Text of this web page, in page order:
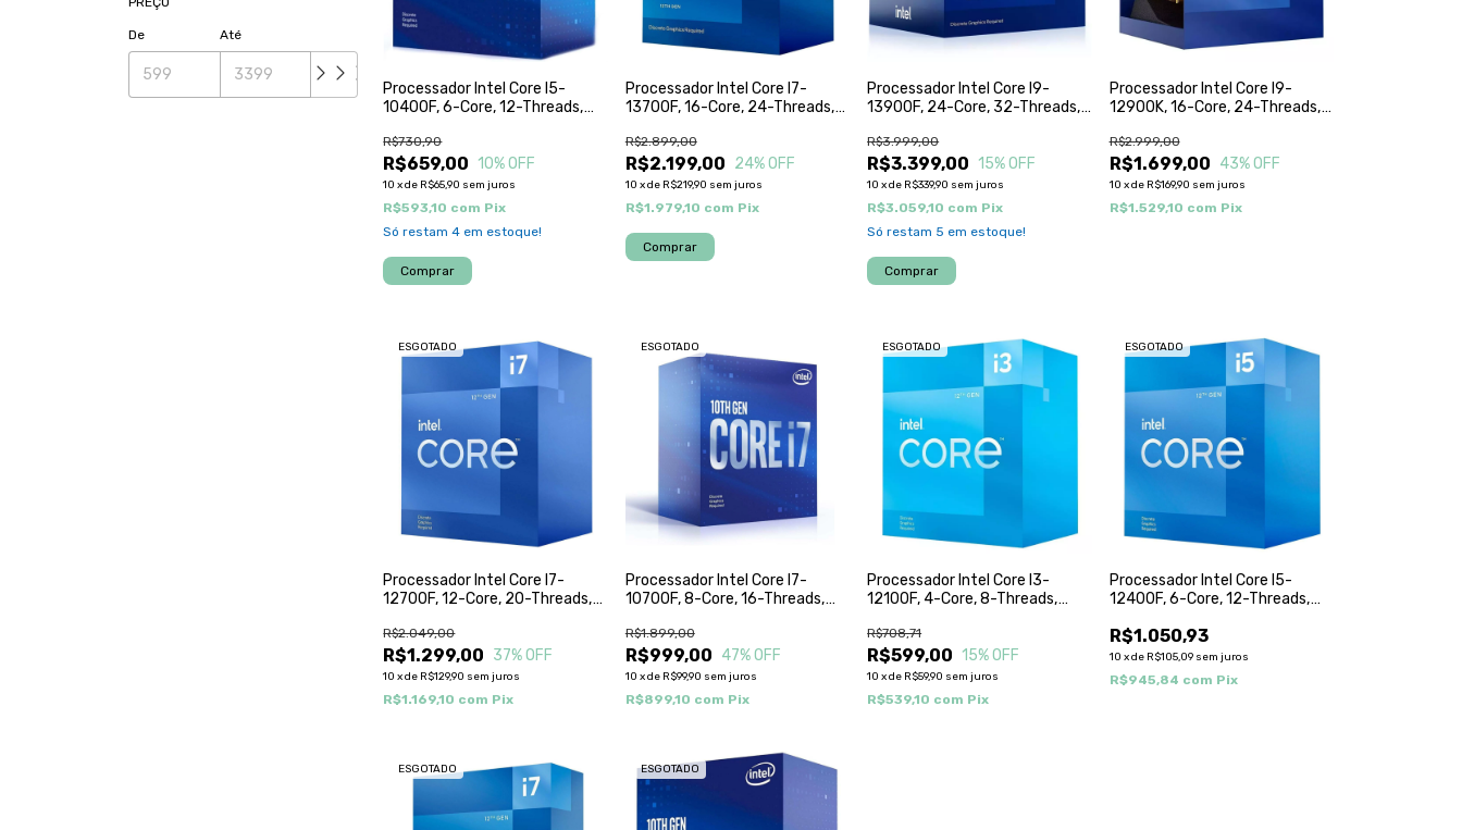
De Até
Processador Intel Core I5-
10400F, 6-Core, 12-Threads,
12Mb, LGA1200,
BX8070110400F
R$659,00
R$730,90
10% OFF
10 xde R$65,90 sem juros
R$593,10 com Pix
Só restam4 em estoque!
Processador Intel Core I7-
13700F, 16-Core, 24-Threads,
24Mb, LGA1700,
BX8071513700F
R$2.199,00
R$2.899,00
24% OFF
10 xde R$219,90 sem juros
R$1.979,10 com Pix
Processador Intel Core I9-
13900F, 24-Core, 32-Threads,
36Mb, LGA1700,
BX8071513900F
R$3.399,00
R$3.999,00
15% OFF
10 xde R$339,90 sem juros
R$3.059,10 com Pix
Só restam 5 em estoque!
Processador Intel Core I9-
12900K, 16-Core, 24-Threads,
30Mb, LGA1700,
BX8071512900K
R$1.699,00
R$2.999,00
43% OFF
10 xde R$169,90 sem juros
R$1.529,10 com Pix
ESGOTADO
Processador Intel Core I7-
12700F, 12-Core, 20-Threads,
25Mb, LGA1700,
BX8071512700F
R$1.299,00
R$2.049,00
37% OFF
10 xde R$129,90 sem juros
R$1.169,10 com Pix
ESGOTADO
Processador Intel Core I7-
10700F, 8-Core, 16-Threads,
16Mb, LGA1200,
BX8070110700F
R$999,00
R$1.899,00
47% OFF
10 xde R$99,90 sem juros
R$899,10 com Pix
ESGOTADO
Processador Intel Core I3-
12100F, 4-Core, 8-Threads,
12Mb, LGA1700,
BX8071512100F
R$599,00
R$708,71
15% OFF
10 xde R$59,90 sem juros
R$539,10 com Pix
ESGOTADO
Processador Intel Core I5-
12400F, 6-Core, 12-Threads,
18Mb, LGA1700,
BX8071512400F
R$1.050,93
10 xde R$105,09 sem juros
R$945,84 com Pix
ESGOTADO ESGOTADO